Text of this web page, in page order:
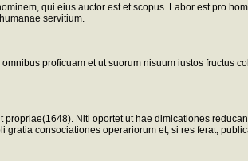
qui eius auctor est et scopus. Labor est pro
servitium.
proficuam et ut suorum nisuum iustos fructus
Niti oportet ut hae dimicationes
consociationes operariorum et, si res ferat,